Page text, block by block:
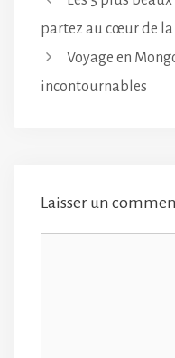
partez au cœur de la
Voyage en
incontournables
Laisser un